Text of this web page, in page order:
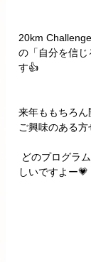
20km
の「自分を信じ
す👍
来年ももちろん
ご興味のある
しいですよー💗